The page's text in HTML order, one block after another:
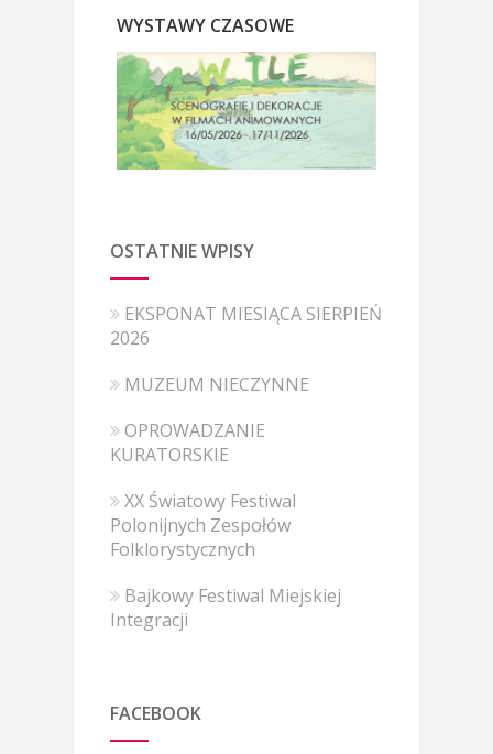
WYSTAWY CZASOWE
OSTATNIE WPISY
EKSPONAT MIESIĄCA SIERPIEŃ
2026
MUZEUM NIECZYNNE
OPROWADZANIE
KURATORSKIE
XX Światowy Festiwal
Polonijnych Zespołów
Folklorystycznych
Bajkowy Festiwal Miejskiej
Integracji
FACEBOOK